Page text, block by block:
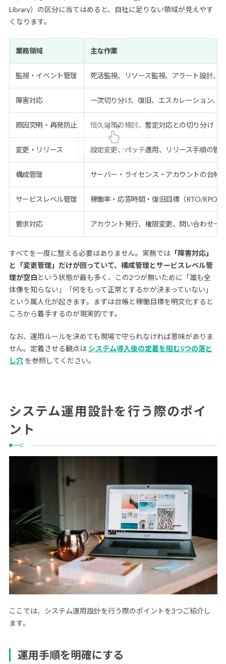
Library）の区分に当てはめると、自社に足りない領域が見えやす
くなります。
業務領域 主な作業
監視・イベント管理 死活監視、リソース監視、アラート設計、
障害対応 一次切り分け、復旧、エスカレーション、
原因究明・再発防止 恒久対策の検討、暫定対応との切り分け
変更・リリース 設定変更、パッチ適用、リリース手順の管
構成管理 サーバー・ライセンス・アカウントの台帳
サービスレベル管理 稼働率・応答時間・復旧目標（RTO/RPO
要求対応 アカウント発行、権限変更、問い合わせ一
すべてを一度に整える必要はありません。実務では「障害対応」
と「変更管理」だけが回っていて、構成管理とサービスレベル管
理が空白 という状態が最も多く、この2つが無いために「誰も全
体像を知らない」「何をもって正常とするかが決まっていない」
という属人化が起きます。まずは台帳と稼働目標を明文化すると
ころから着手するのが現実的です。
なお、運用ルールを決めても現場で守られなければ意味がありま
せん。定着させる観点は システム導入後の定着を阻む5つの落と
し穴 を参照してください。
システム運用設計を行う際のポイ
ント
ここでは、システム運用設計を行う際のポイントを3つご紹介し
ます。
運用手順を明確にする